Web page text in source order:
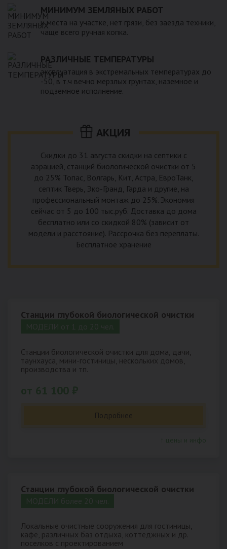
МИНИМУМ ЗЕМЛЯНЫХ РАБОТ
и места на участке, нет грязи, без заезда техники,
чаще всего ручная копка.
РАЗЛИЧНЫЕ ТЕМПЕРАТУРЫ
эксплуатация в экстремальных температурах до
-50, в т.ч вечно мерзлых грунтах, наземное и
подземное исполнение.
АКЦИЯ
Скидки до 31 августа скидки на септики с
аэрацией, станций биологической очистки от 5
до 25% Топас, Волгарь, Кит, Астра, ЕвроТанк,
септик Тверь, Эко-Гранд, Гарда и другие, на
профессиональный монтаж до 25%. Экономия
сейчас от 5 до 100 тыс.руб. Доставка до дома
бесплатно или со скидкой 80% (зависит от
модели и расстояние). Рассрочка без переплаты.
Бесплатное хранение
Станции глубокой биологической очистки
Станции биологической очистки для дома, дачи,
таунхауса, мини-гостиницы, нескольких домов,
производства и тп.
Подробнее
Станции глубокой биологической очистки
Локальные очистные сооружения для гостиницы,
кафе, различных баз отдыха, коттеджных и др.
поселков с проектированием